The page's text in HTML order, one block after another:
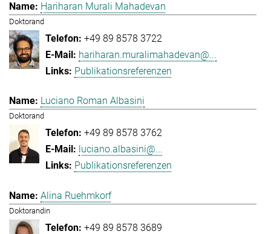
Hariharan Murali Mahadevan
Doktorand
+49 89 8578 3722
hariharan.muralimahadevan@...
Publikationsreferenzen
Luciano Roman Albasini
Doktorand
+49 89 8578 3762
luciano.albasini@...
Publikationsreferenzen
Alina Ruehmkorf
Doktorandin
+49 89 8578 3689